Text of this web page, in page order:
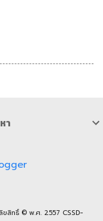
า
ขสิทธิ์ © พ.ศ. 2557 CSSD-